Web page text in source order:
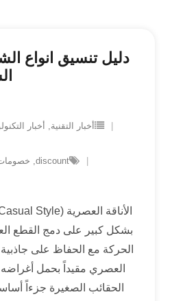
دليل تنسيق انواع
أخبار التقنية
أخبار
discount
بشكل كبير على دمج القطع
الحركة مع الحفاظ على
العصري مقيداً بحمل
الحقائب الصغيرة جزءاً